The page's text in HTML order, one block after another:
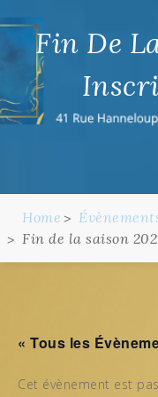
Fin De
Home
Fin de la saison
« Tous les
Cet évènement est